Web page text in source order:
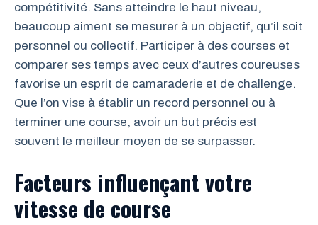
compétitivité. Sans atteindre le haut niveau,
beaucoup aiment se mesurer à un objectif, qu’il soit
personnel ou collectif. Participer à des courses et
comparer ses temps avec ceux d’autres coureuses
favorise un esprit de camaraderie et de challenge.
Que l’on vise à établir un record personnel ou à
terminer une course, avoir un but précis est
souvent le meilleur moyen de se surpasser.
Facteurs influençant votre
vitesse de course